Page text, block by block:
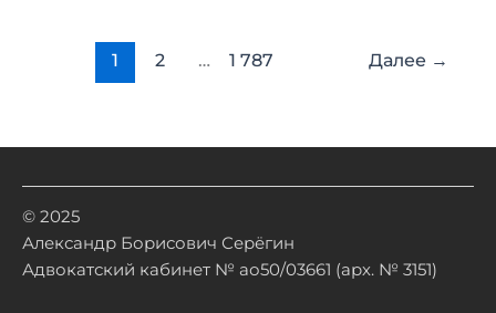
1 2 … 1 787 Далее →
© 2025
Александр Борисович Серёгин
Адвокатский кабинет № ао50/03661 (арх. № 3151)